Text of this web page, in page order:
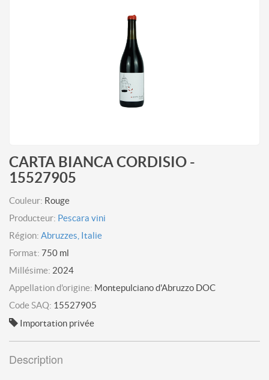
CARTA BIANCA CORDISIO -
15527905
Couleur: Rouge
Producteur: Pescara vini
Région: Abruzzes, Italie
Format: 750 ml
Millésime: 2024
Appellation d'origine: Montepulciano d'Abruzzo DOC
Code SAQ: 15527905
Importation privée
Description